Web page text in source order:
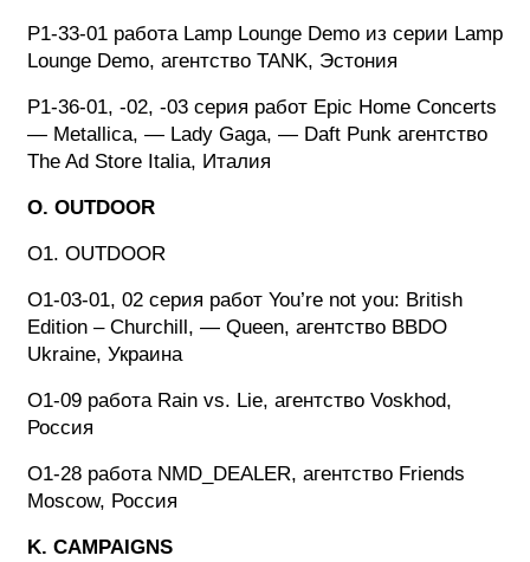
P1-33-01 работа Lamp Lounge Demo из серии Lamp
Lounge Demo, агентство TANK, Эстония
P1-36-01, -02, -03 серия работ Epic Home Concerts
— Metallica, — Lady Gaga, — Daft Punk агентство
The Ad Store Italia, Италия
O. OUTDOOR
O1. OUTDOOR
O1-03-01, 02 серия работ You’re not you: British
Edition – Churchill, — Queen, агентство BBDO
Ukraine, Украина
O1-09 работа Rain vs. Lie, агентство Voskhod,
Россия
O1-28 работа NMD_DEALER, агентство Friends
Moscow, Россия
K. CAMPAIGNS